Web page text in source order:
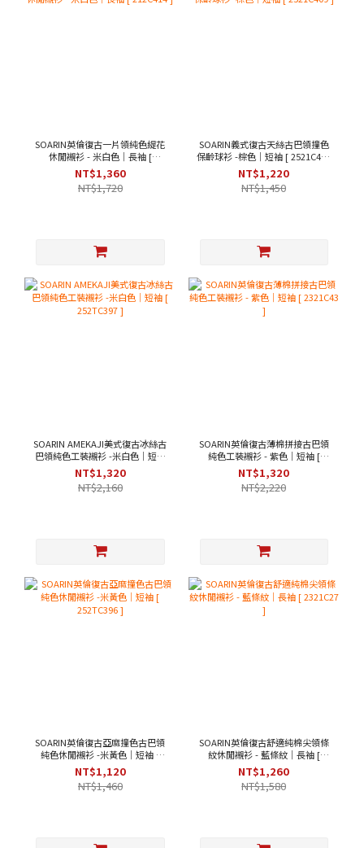
SOARIN英倫復古一片領純色緹花
休閒襯衫 - 米白色｜長袖 [
212C414 ]
NT$1,360
NT$1,720
SOARIN義式復古天絲古巴領撞色
保齡球衫 -棕色｜短袖 [ 2521C409
]
NT$1,220
NT$1,450
SOARIN AMEKAJI美式復古冰絲古
巴領純色工裝襯衫 -米白色｜短袖
[ 252TC397 ]
NT$1,320
NT$2,160
SOARIN英倫復古薄棉拼接古巴領
純色工裝襯衫 - 紫色｜短袖 [
2321C43 ]
NT$1,320
NT$2,220
SOARIN英倫復古亞麻撞色古巴領
純色休閒襯衫 -米黃色｜短袖 [
252TC396 ]
NT$1,120
NT$1,460
SOARIN英倫復古舒適純棉尖領條
紋休閒襯衫 - 藍條紋｜長袖 [
2321C27 ]
NT$1,260
NT$1,580